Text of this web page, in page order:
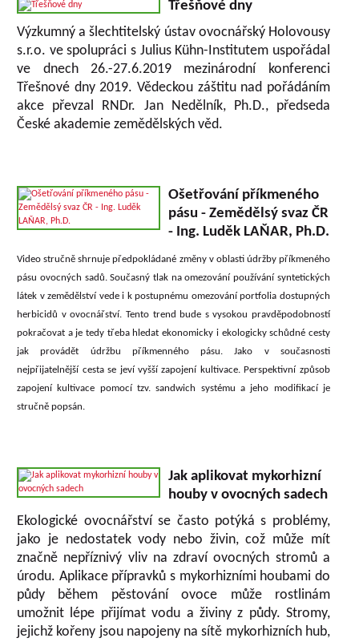
Třešňové dny
Výzkumný a šlechtitelský ústav ovocnářský Holovousy
s.r.o. ve spolupráci s Julius Kühn-Institutem uspořádal
ve dnech 26.-27.6.2019 mezinárodní konferenci
Třešnové dny 2019. Vědeckou záštitu nad pořádáním
akce převzal RNDr. Jan Nedělník, Ph.D., předseda
České akademie zemědělských věd.
Ošetřování příkmeného
pásu - Zemědělsý svaz ČR
- Ing. Luděk LAŇAR, Ph.D.
Video stručně shrnuje předpokládané změny v oblasti údržby příkmeného
pásu ovocných sadů. Současný tlak na omezování používání syntetických
látek v zemědělství vede i k postupnému omezování portfolia dostupných
herbicidů v ovocnářství. Tento trend bude s vysokou pravděpodobností
pokračovat a je tedy třeba hledat ekonomicky i ekologicky schůdné cesty
jak provádět údržbu příkmenného pásu. Jako v současnosti
nejpřijatelnější cesta se jeví vyšší zapojení kultivace. Perspektivní způsob
zapojení kultivace pomocí tzv. sandwich systému a jeho modifikací je
stručně popsán.
Jak aplikovat mykorhizní
houby v ovocných sadech
Ekologické ovocnářství se často potýká s problémy,
jako je nedostatek vody nebo živin, což může mít
značně nepříznivý vliv na zdraví ovocných stromů a
úrodu. Aplikace přípravků s mykorhizními houbami do
půdy během pěstování ovoce může rostlinám
umožnit lépe přijímat vodu a živiny z půdy. Stromy,
jejichž kořeny jsou napojeny na sítě mykorhizních hub,